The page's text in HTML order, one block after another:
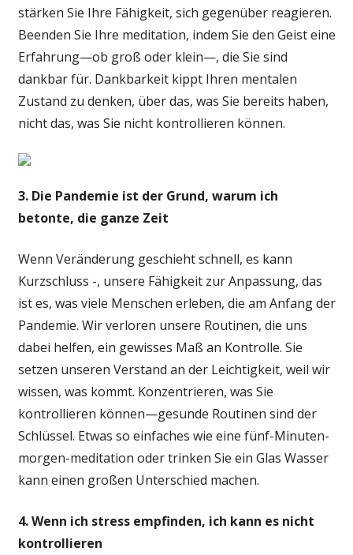
stärken Sie Ihre Fähigkeit, sich gegenüber reagieren.
Beenden Sie Ihre meditation, indem Sie den Geist eine
Erfahrung—ob groß oder klein—, die Sie sind
dankbar für. Dankbarkeit kippt Ihren mentalen
Zustand zu denken, über das, was Sie bereits haben,
nicht das, was Sie nicht kontrollieren können.
3. Die Pandemie ist der Grund, warum ich
betonte, die ganze Zeit
Wenn Veränderung geschieht schnell, es kann
Kurzschluss -, unsere Fähigkeit zur Anpassung, das
ist es, was viele Menschen erleben, die am Anfang der
Pandemie. Wir verloren unsere Routinen, die uns
dabei helfen, ein gewisses Maß an Kontrolle. Sie
setzen unseren Verstand an der Leichtigkeit, weil wir
wissen, was kommt. Konzentrieren, was Sie
kontrollieren können—gesunde Routinen sind der
Schlüssel. Etwas so einfaches wie eine fünf-Minuten-
morgen-meditation oder trinken Sie ein Glas Wasser
kann einen großen Unterschied machen.
4. Wenn ich stress empfinden, ich kann es nicht
kontrollieren